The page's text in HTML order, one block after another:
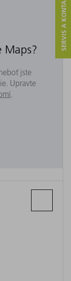
Maps?
jste
Upravte
.
SERVIS A KONTAKT